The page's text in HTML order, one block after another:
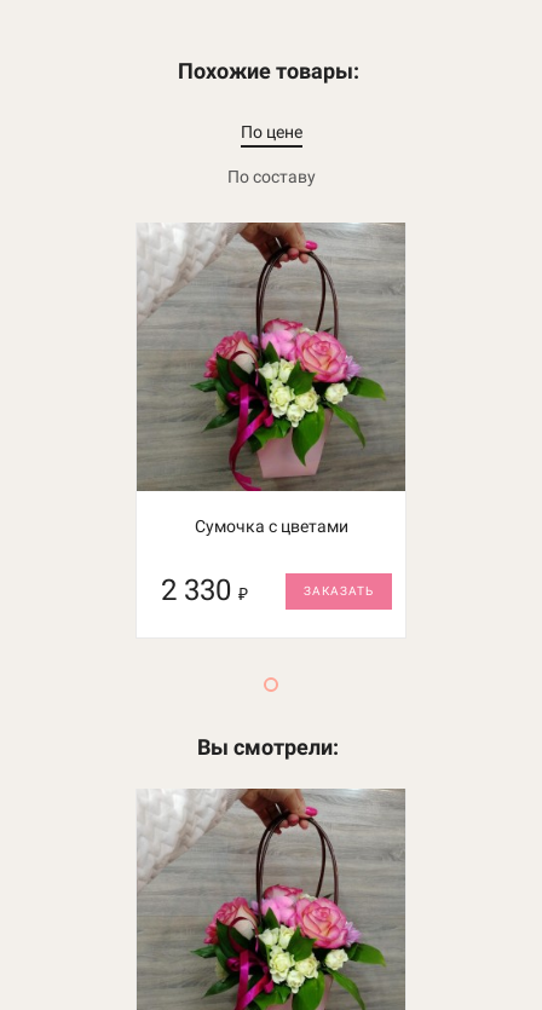
Похожие товары:
По цене
По составу
Сумочка с цветами
2 330 ₽ ЗАКАЗАТЬ
Букет с пионовидной розой
1 560 ₽ ЗАКАЗАТЬ
Вы смотрели: